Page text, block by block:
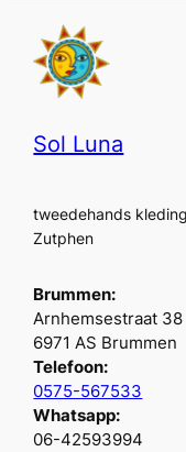
Sol Luna
tweedehands
Zutphen
Brummen:
Arnhemsestraat 38
6971 AS Brummen
Telefoon:
0575-567533
Whatsapp:
06-42593994